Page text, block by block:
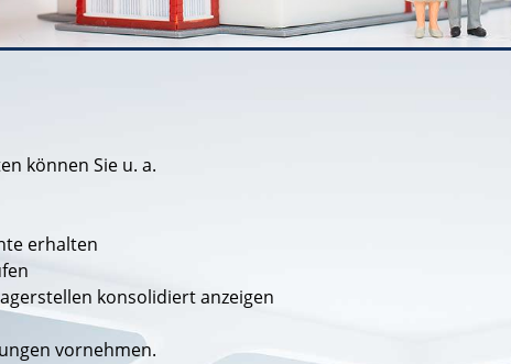
können Sie u. a.
erhalten
konsolidiert anzeigen
vornehmen.